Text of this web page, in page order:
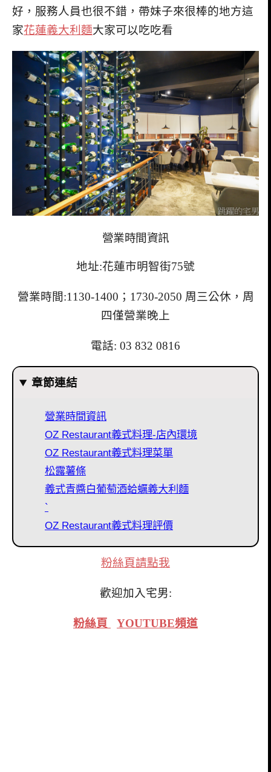
好，服務人員也很不錯，帶妹子來很棒的地方這
家花蓮義大利麵大家可以吃吃看
營業時間資訊
地址:花蓮市明智街75號
營業時間:1130-1400；1730-2050 周三公休，周
四僅營業晚上
電話: 03 832 0816
章節連結
營業時間資訊
OZ Restaurant義式料理-店內環境
OZ Restaurant義式料理菜單
松露薯條
義式青醬白葡萄酒蛤蠣義大利麵
`
OZ Restaurant義式料理評價
粉絲頁請點我
歡迎加入宅男:
粉絲頁 YOUTUBE頻道